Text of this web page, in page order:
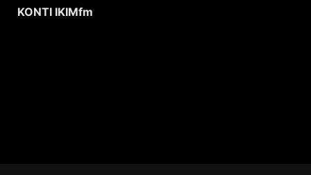
KONTI IKIMfm